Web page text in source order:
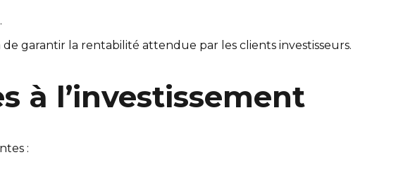
garantir la rentabilité attendue par les clients investisseurs.
à l’investissement
: